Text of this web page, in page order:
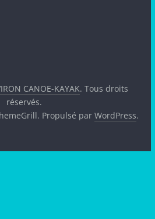
CANOE-KAYAK. Tous droits
réservés.
Propulsé parWordPress.